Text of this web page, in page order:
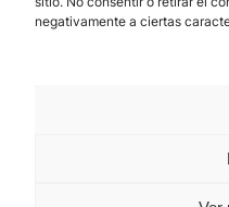
negativamente a ciertas
985 185 577 –